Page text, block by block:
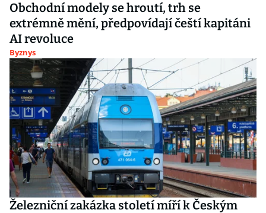
Obchodní modely se hroutí, trh se
extrémně mění, předpovídají čeští kapitáni
AI revoluce
Byznys
Železniční zakázka století míří k Českým